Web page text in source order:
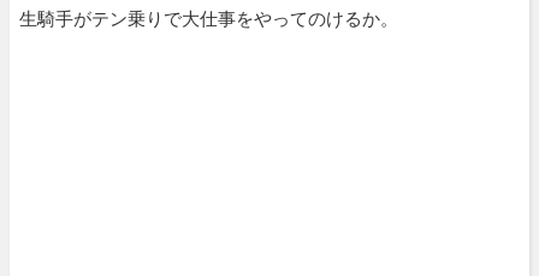
生騎手がテン乗りで大仕事をやってのけるか。